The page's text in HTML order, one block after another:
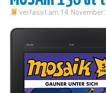
verfasst am 14. November